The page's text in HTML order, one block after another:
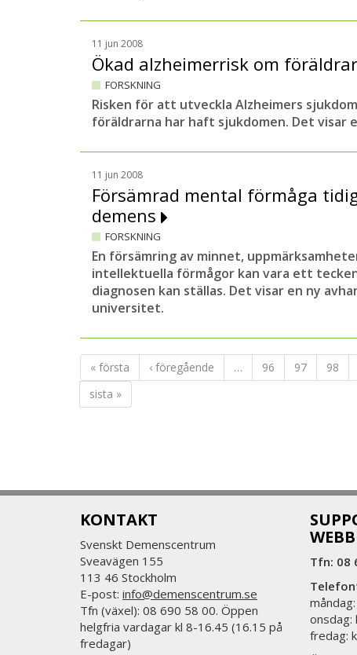
11 jun 2008
Ökad alzheimerrisk om
FORSKNING
Risken för att utveckla Alzheimers
föräldrarna har haft sjukdomen. Det visar
11 jun 2008
Försämrad mental förmåga
demens
FORSKNING
En försämring av minnet,
intellektuella förmågor kan vara ett
diagnosen kan ställas. Det visar en ny
universitet.
« första ‹ föregående … 96 97 98
sista »
KONTAKT
Svenskt Demenscentrum
Sveavägen 155
113 46 Stockholm
E-post: info@demenscentrum.se
Tfn (växel): 08 690 58 00. Öppen
helgfria vardagar kl 8-16.45 (16.15 på
fredagar)
Tfn: 08
onsdag:
fredag: